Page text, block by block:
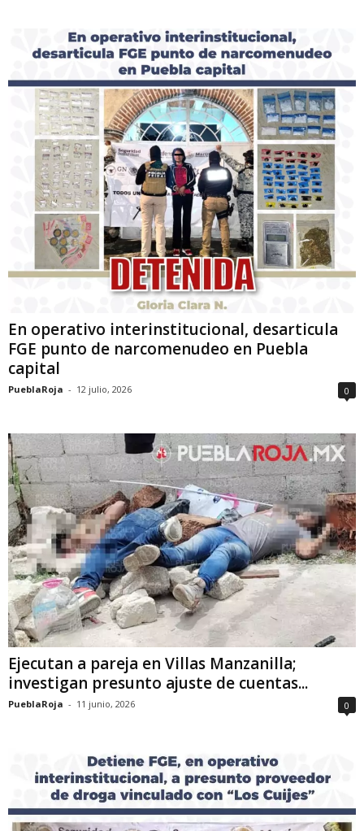
En operativo interinstitucional, desarticula
FGE punto de narcomenudeo en Puebla
capital
PueblaRoja - 12 julio, 2026 0
Ejecutan a pareja en Villas Manzanilla;
investigan presunto ajuste de cuentas...
PueblaRoja - 11 junio, 2026 0